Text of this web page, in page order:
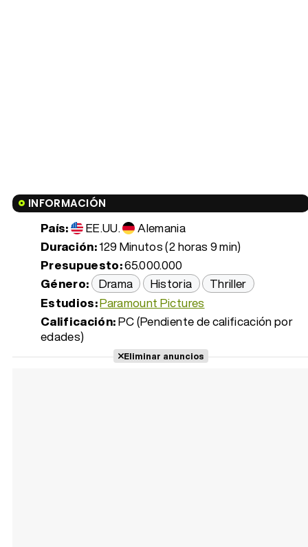
INFORMACIÓN
País: EE.UU.
Alemania
Duración:129 Minutos (2 horas 9 min)
Presupuesto:65.000.000
Género: Drama Historia
Thriller
Estudios:Paramount Pictures
Calificación:PC (Pendiente de calificación por
edades)
Eliminar anuncios